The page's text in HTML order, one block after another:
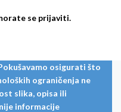
se prijaviti.
osigurati što
ograničenja ne
slika, opisa ili
informacije